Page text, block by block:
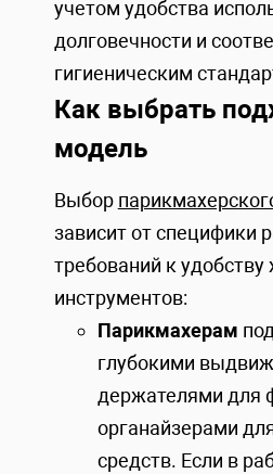
учетом удобства
долговечности и
гигиеническим
Как выбрать
модель
Выбор
зависит от специфики
требований к удобству
инструментов:
Парикмахерам
глубокими
держателями для
органайзерами
средств. Если в